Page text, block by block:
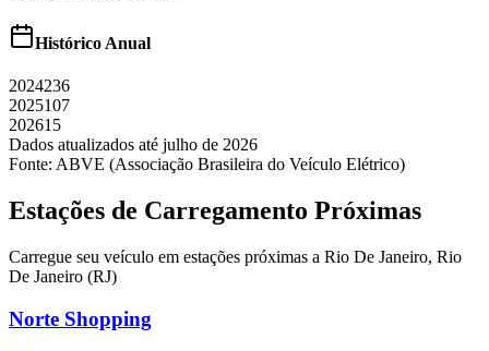
Histórico Anual
2024236
2025107
202615
Dados atualizados até julho de 2026
Fonte: ABVE (Associação Brasileira do Veículo Elétrico)
Estações de Carregamento Próximas
Carregue seu veículo em estações próximas a Rio De Janeiro, Rio
De Janeiro (RJ)
Norte Shopping